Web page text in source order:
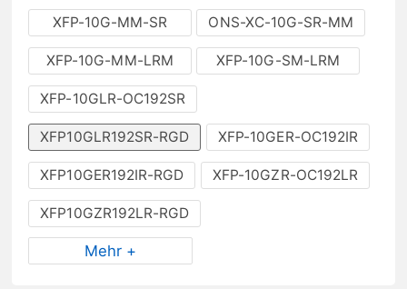
XFP-10G-MM-SR ONS-XC-10G-SR-MM
XFP-10G-MM-LRM XFP-10G-SM-LRM
XFP-10GLR-OC192SR
XFP10GLR192SR-RGD XFP-10GER-OC192IR
XFP10GER192IR-RGD XFP-10GZR-OC192LR
XFP10GZR192LR-RGD
Mehr +